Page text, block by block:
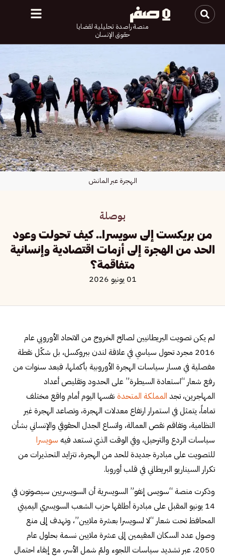
منصة راصدة تحليلية لقضايا
حقوق الإنسان
بوصلة
من بريكست إلى سويسرا.. كيف تحولت وعود
الحد من الهجرة إلى أزمات اقتصادية وإنسانية
متفاقمة؟
01 يونيو 2026
الهجرة عبر المانش
لم يكن تصويت البريطانيين لصالح الخروج من الاتحاد الأوروبي عام
2016 مجرد تحول سياسي في علاقة لندن ببروكسل، بل شكّل نقطة
مفصلية في مسار سياسات الهجرة الأوروبية بأكملها، فبعد سنوات من
رفع شعار “استعادة السيطرة” على الحدود وتقليص أعداد
المهاجرين، تجد المملكة المتحدة نفسها اليوم أمام واقع مختلف
تماماً، يتمثل في استمرار ارتفاع معدلات الهجرة، وتصاعد الهجرة غير
النظامية، وتفاقم نقص العمالة، واتساع الجدل الحقوقي والإنساني بشأن
سياسات الردع والترحيل، وفي الوقت الذي تستعد فيه سويسرا
للتصويت على مبادرة جديدة للحد من الهجرة، تتزايد التحذيرات من
تكرار السيناريو البريطاني في قلب أوروبا.
وذكرت منصة “سويس إنفو” السويسرية أن السويسريين سيصوتون في
14 يونيو المقبل على مبادرة أطلقها حزب الشعب السويسري اليميني
المحافظ تحت شعار “لا لسويسرا بعشرة ملايين”، وتهدف إلى منع
وصول عدد السكان المقيمين إلى عشرة ملايين نسمة بحلول عام
2050، عبر تشديد سياسات اللجوء ولمّ شمل الأسر، مع إبقاء احتمال